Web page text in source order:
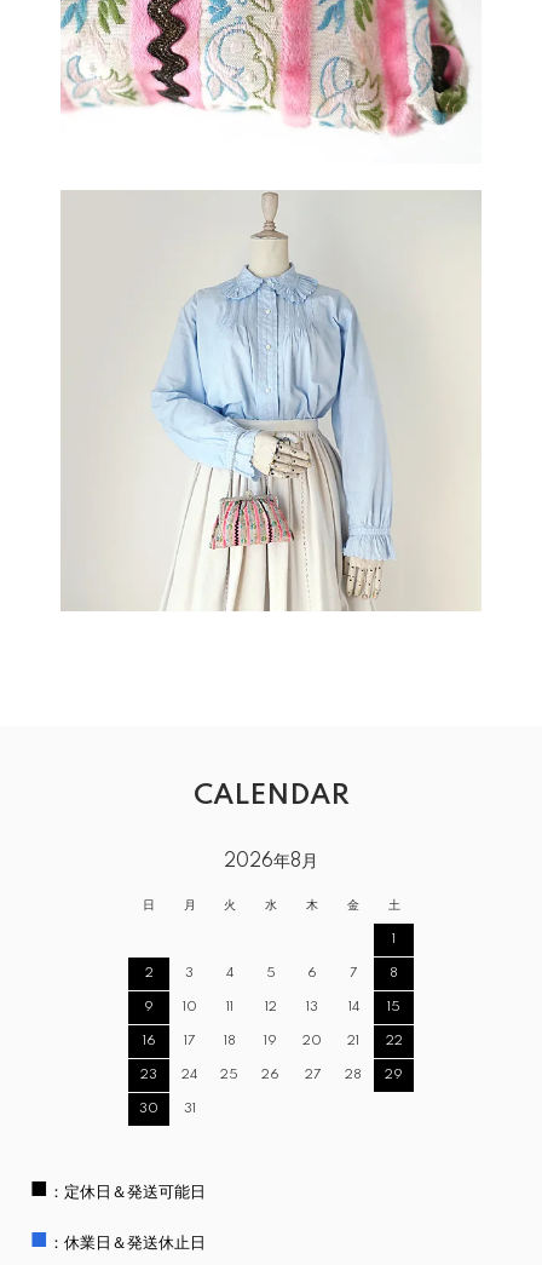
CALENDAR
2026年8月
日 月 火 水 木 金 土
1
2 3 4 5 6 7 8
9 10 11 12 13 14 15
16 17 18 19 20 21 22
23 24 25 26 27 28 29
30 31
■ ：定休日＆発送可能日
■ ：休業日＆発送休止日